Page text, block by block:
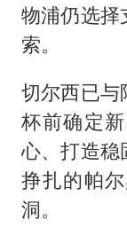
物浦仍选择
索。
切尔西已与
杯前确定
心、打造稳
挣扎的帕
洞。